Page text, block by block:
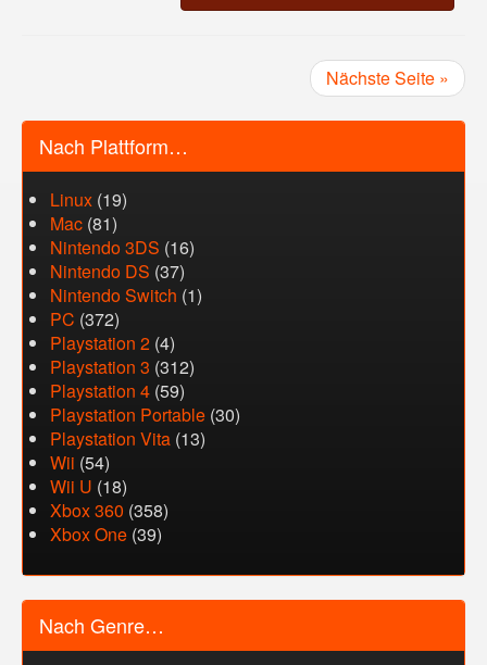
Nächste Seite »
Nach Plattform…
Linux (19)
Mac (81)
Nintendo 3DS (16)
Nintendo DS (37)
Nintendo Switch (1)
PC (372)
Playstation 2 (4)
Playstation 3 (312)
Playstation 4 (59)
Playstation Portable (30)
Playstation Vita (13)
Wii (54)
Wii U (18)
Xbox 360 (358)
Xbox One (39)
Nach Genre…